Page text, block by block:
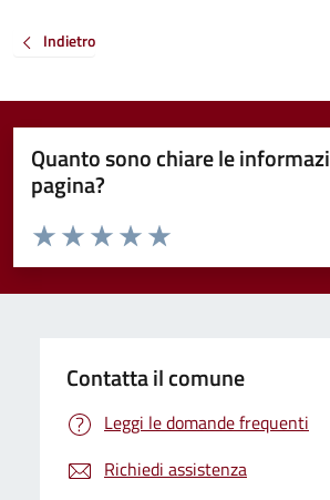
Indietro
Quanto sono chiare le
pagina?
Valuta da 1 a 5 stelle la pagina
Valuta 5 stelle su 5
Valuta 4 stelle su 5
Valuta 3 stelle su 5
Valuta 2 stelle su 5
Valuta 1 stelle su 5
Contatta il comune
Leggi le domande frequenti
Richiedi assistenza